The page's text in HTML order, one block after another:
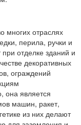
многих отраслях
перила, ручки и
отделке зданий и
декоративных
ограждений
она является
машин, ракет,
из них делают